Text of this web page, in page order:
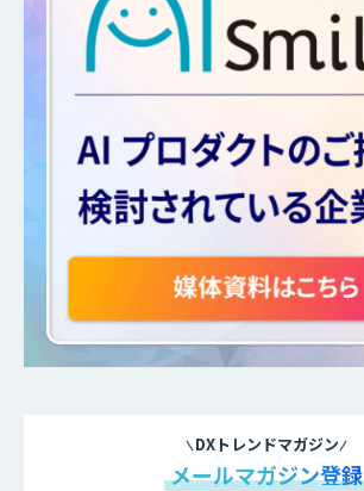
DXトレンドマガジン
メールマガジン登録